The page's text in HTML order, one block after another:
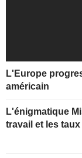
L'Europe
américain
L'énigmatique
travail et les taux